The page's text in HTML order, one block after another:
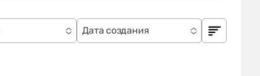
Дата создания